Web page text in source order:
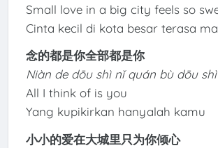
Small love in a big city feels so
Cinta kecil di kota besar terasa
念的都是你全部都是你
Niàn de dōu shì nǐ quán bù dōu
All I think of is you
Yang kupikirkan hanyalah kamu
小小的爱在大城里只为你倾心